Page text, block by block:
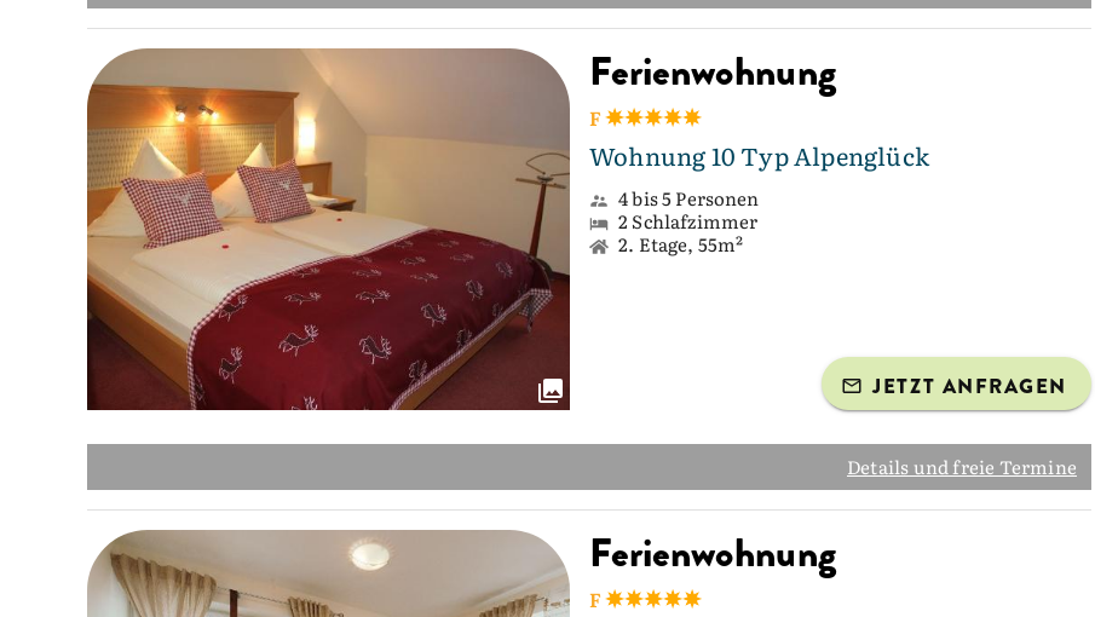
Ferienwohnung
F
Wohnung 10 Typ Alpenglück
4 bis 5 Personen
2 Schlafzimmer
2. Etage, 55m²
JETZT ANFRAGEN
Details und freie Termine
Ferienwohnung
F